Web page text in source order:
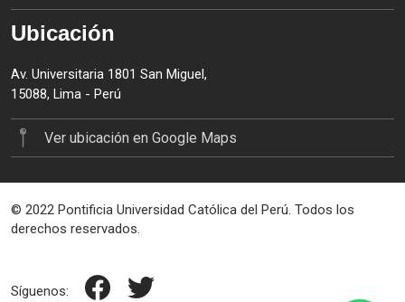
Ubicación
Av. Universitaria 1801 San Miguel,
15088, Lima - Perú
Ver ubicación en Google Maps
© 2022 Pontificia Universidad Católica del Perú. Todos los
derechos reservados.
Síguenos: